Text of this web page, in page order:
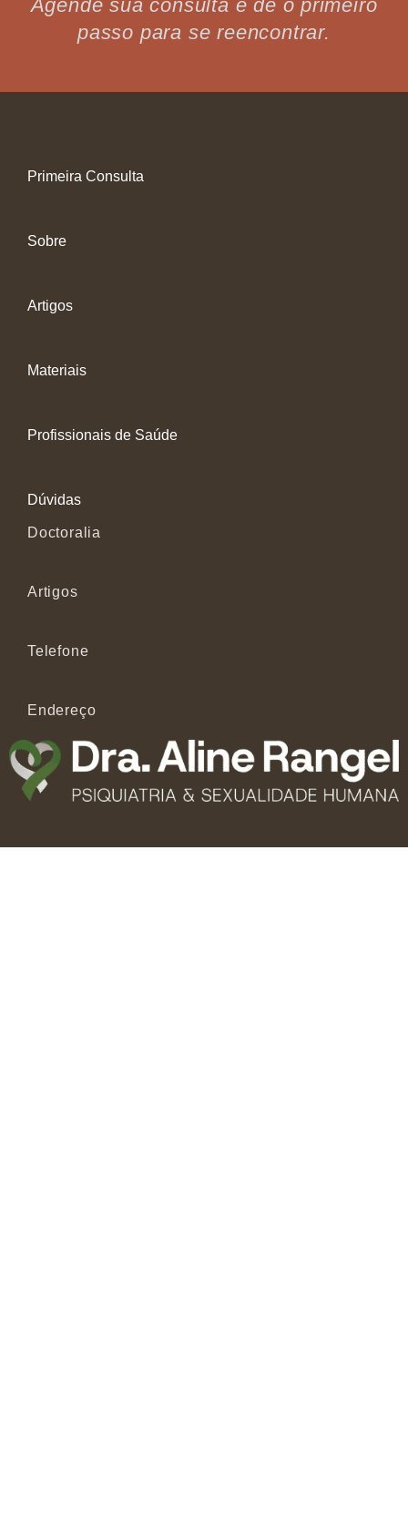
Agende sua consulta e dê o primeiro
passo para se reencontrar.
Primeira Consulta
Sobre
Artigos
Materiais
Profissionais de Saúde
Dúvidas
Doctoralia
Artigos
Telefone
Endereço